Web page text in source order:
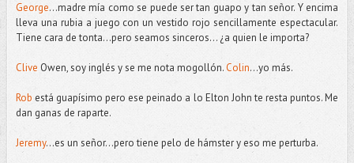
George…madre mía como se puede ser tan guapo y tan señor. Y encima
lleva una rubia a juego con un vestido rojo sencillamente espectacular.
Tiene cara de tonta...pero seamos sinceros... ¿a quien le importa?
Clive Owen, soy inglés y se me nota mogollón.Colin…yo más.
Rob está guapísimo pero ese peinado a lo Elton John te resta puntos. Me
dan ganas de raparte.
Jeremy…es un señor...pero tiene pelo de hámster y eso me perturba.